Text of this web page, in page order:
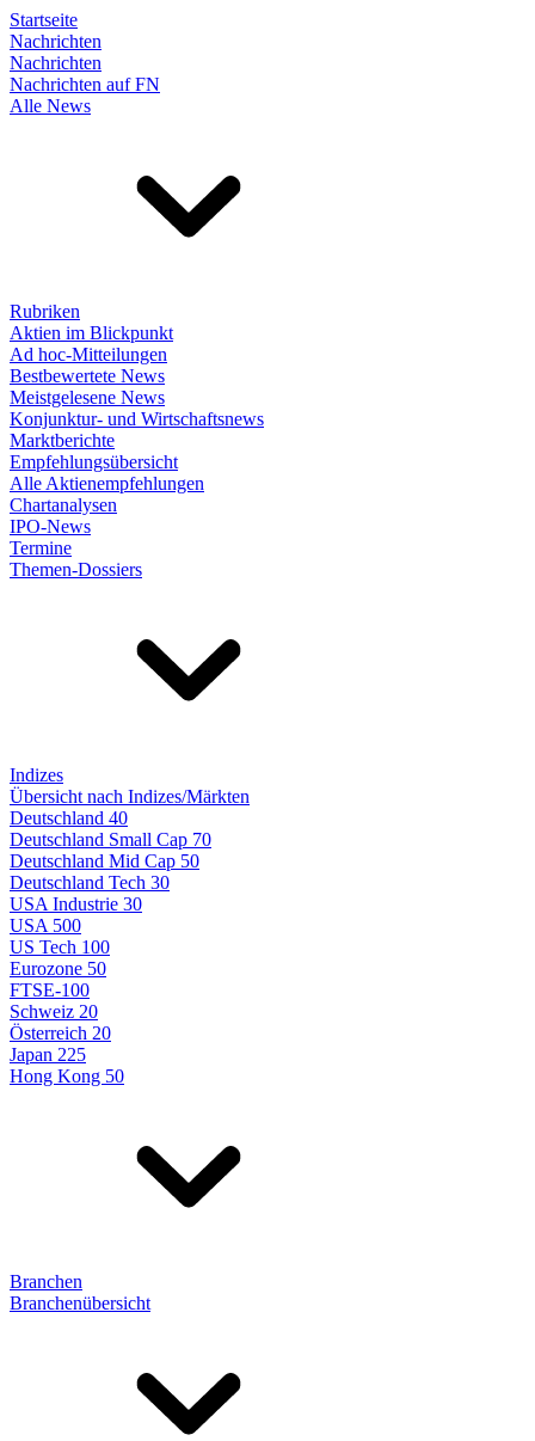
Startseite
Nachrichten
Nachrichten
Nachrichten auf FN
Alle News
Rubriken
Aktien im Blickpunkt
Ad hoc-Mitteilungen
Bestbewertete News
Meistgelesene News
Konjunktur- und Wirtschaftsnews
Marktberichte
Empfehlungsübersicht
Alle Aktienempfehlungen
Chartanalysen
IPO-News
Termine
Themen-Dossiers
Indizes
Übersicht nach Indizes/Märkten
Deutschland 40
Deutschland Small Cap 70
Deutschland Mid Cap 50
Deutschland Tech 30
USA Industrie 30
USA 500
US Tech 100
Eurozone 50
FTSE-100
Schweiz 20
Österreich 20
Japan 225
Hong Kong 50
Branchen
Branchenübersicht